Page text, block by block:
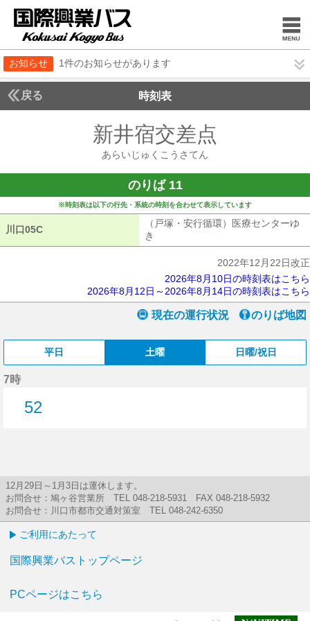
お知らせ 1件のお知らせがあります
戻る 時刻表
新井宿交差点
あらいじゅくこうさてん
のりば 11
※時刻表は以下の行先・系統の時刻を合わせて表示しています
川口05C
（戸塚・安行循環）医療センターゆ
き
2022年12月22日改正
2026年8月10日の時刻表はこちら
2026年8月12日～2026年8月14日の時刻表はこちら
現在の運行状況 のりば地図
平日 土曜 日曜/祝日
7時
52
12月29日～1月3日は運休します。
お問合せ：鳩ヶ谷営業所 TEL 048-218-5931 FAX 048-218-5932
お問合せ：川口市都市交通対策室 TEL 048-242-6350
ご利用にあたって
国際興業バストップページ
PCページはこちら